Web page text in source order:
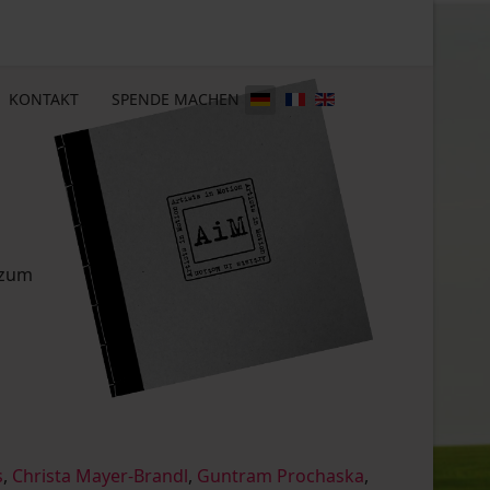
KONTAKT SPENDE MACHEN
, Christa Mayer-Brandl, Guntram Prochaska,